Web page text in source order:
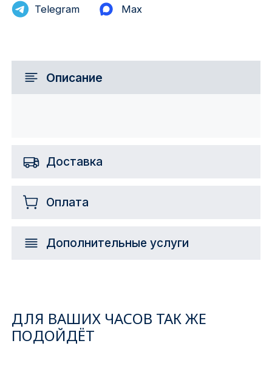
Telegram
Max
Описание
Доставка
Оплата
Дополнительные услуги
ДЛЯ ВАШИХ ЧАСОВ ТАК ЖЕ
ПОДОЙДЁТ